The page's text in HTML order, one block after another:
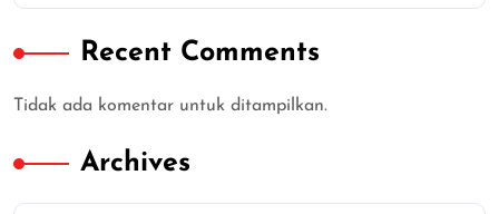
Recent Comments
Tidak ada komentar untuk ditampilkan.
Archives